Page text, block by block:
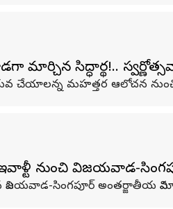
మార్చిన సిద్ధార్థ!..
చేయాలన్న మహత్తర ఆలోచన నుంచి
ఇవాళ్టీ నుంచి విజయవాడ-
విజయవాడ-సింగపూర్ అంతర్జాతీయ